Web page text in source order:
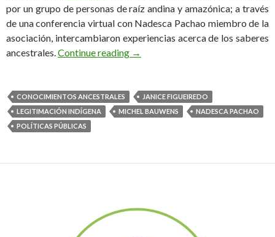
por un grupo de personas de raíz andina y amazónica; a través
de una conferencia virtual con Nadesca Pachao miembro de la
asociación, intercambiaron experiencias acerca de los saberes
ancestrales.Continue reading →
CONOCIMIENTOS ANCESTRALES
JANICE FIGUEIREDO
LEGITIMACIÓN INDÍGENA
MICHEL BAUWENS
NADESCA PACHAO
POLÍTICAS PÚBLICAS